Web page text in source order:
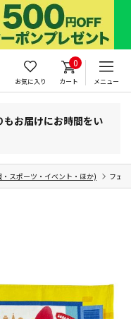
お気に入り
0
カート メニュー
お届けにお時間をい
スポーツ・イベント・ほか) フェ